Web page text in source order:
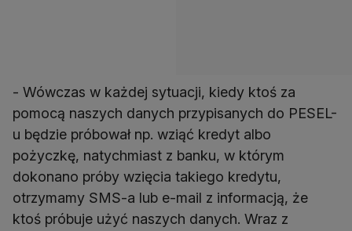
- Wówczas w każdej sytuacji, kiedy ktoś za
pomocą naszych danych przypisanych do PESEL-
u będzie próbował np. wziąć kredyt albo
pożyczkę, natychmiast z banku, w którym
dokonano próby wzięcia takiego kredytu,
otrzymamy SMS-a lub e-mail z informacją, że
ktoś próbuje użyć naszych danych. Wraz z